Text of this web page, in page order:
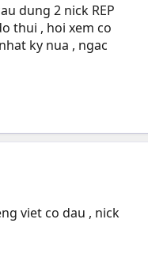
dung 2 nick REP
thui , hoi xem co
ky nua , ngac
viet co dau , nick